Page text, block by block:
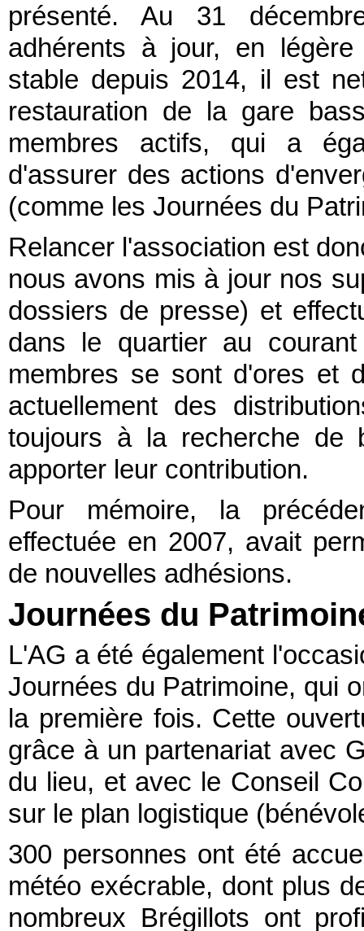
présenté. Au 31
adhérents à jour, en
stable depuis 2014, il est
restauration de la gare
membres actifs, qui a
d'assurer des actions
(comme les Journées du
Relancer l'association est
nous avons mis à jour nos
dossiers de presse) et
dans le quartier au
membres se sont d'ores et
actuellement des
toujours à la recherche de
apporter leur contribution.
Pour mémoire, la
effectuée en 2007, avait
de nouvelles adhésions.
Journées du
L'AG a été également
Journées du Patrimoine, qui
la première fois. Cette
grâce à un partenariat avec
du lieu, et avec le Conseil
sur le plan logistique
300 personnes ont été
météo exécrable, dont plus
nombreux Brégillots ont